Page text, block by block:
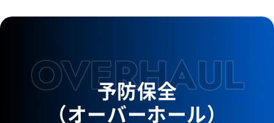
OVERHAUL
予防保全
（オーバーホール）